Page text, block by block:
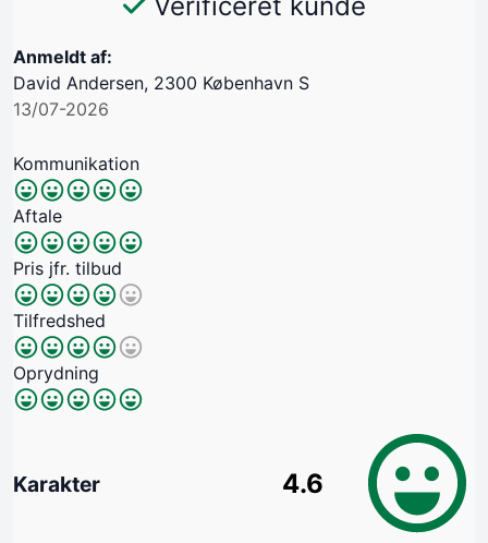
Anmeldt af:
David Andersen, 2300 København S
13/07-2026
Kommunikation
Aftale
Pris jfr. tilbud
Tilfredshed
Oprydning
Karakter 4.6